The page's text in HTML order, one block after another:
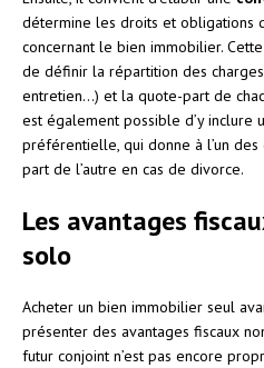
détermine les droits et obligations
concernant le bien immobilier.
de définir la répartition des
entretien…) et la quote-part de
est également possible d’y inclure
préférentielle, qui donne à l’un
part de l’autre en cas de divorce.
Les avantages
solo
Acheter un bien immobilier seul
présenter des avantages fiscaux
futur conjoint n’est pas encore